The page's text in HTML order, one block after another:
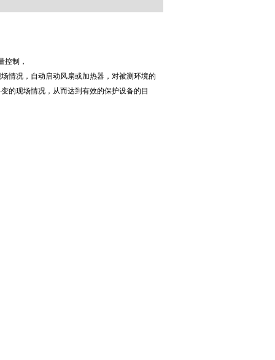
控制，
情况，自动启动风扇或加热器，对被测环境的
的现场情况，从而达到有效的保护设备的目